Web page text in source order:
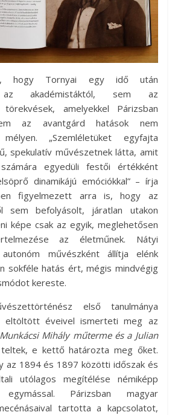
hogy Tornyai egy idő után
az akadémistáktól, sem az
törekvések, amelyekkel Párizsban
az avantgárd hatások nem
„Szemléletüket egyfajta
spekulatív művészetnek látta, amit
egyedüli festői értékként
dinamikájú emóciókkal” – írja
figyelmezett arra is, hogy az
sem befolyásolt, járatlan utakon
képe csak az egyik, meglehetősen
az életműnek. Nátyi
művészként állítja elénk
sokféle hatás ért, mégis mindvégig
kereste.
első tanulmánya
eltöltött éveivel ismerteti meg az
Mihály műterme és a Julian
e kettő határozta meg őket.
az 1894 és 1897 közötti időszak és
utólagos megítélése némiképp
Párizsban magyar
tartotta a kapcsolatot,